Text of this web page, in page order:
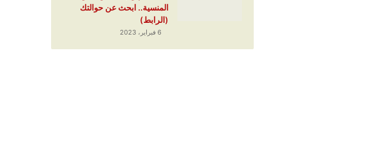
المنسية.. ابحث عن حوالتك
(الرابط)
6 فبراير، 2023